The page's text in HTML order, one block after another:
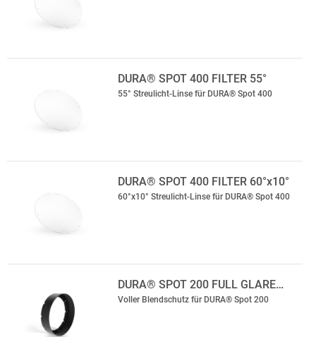
DURA® SPOT 400 FILTER 55°
55° Streulicht-Linse für DURA® Spot 400
DURA® SPOT 400 FILTER 60°x10°
60°x10° Streulicht-Linse für DURA® Spot 400
DURA® SPOT 200 FULL GLARE…
Voller Blendschutz für DURA® Spot 200